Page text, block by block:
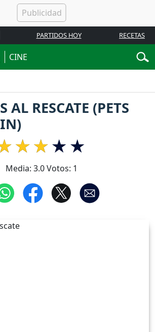
PARTIDOS HOY RECETAS
CINE
AL RESCATE (PETS
Media: 3.0Votos: 1